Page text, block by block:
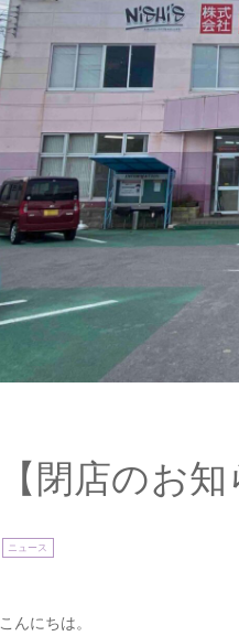
【閉店のお
ニュース
こんにちは。